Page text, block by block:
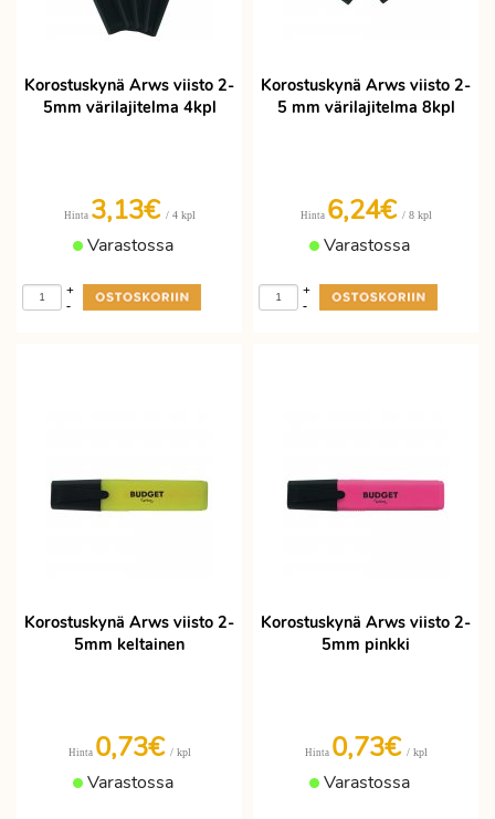
Korostuskynä Arws viisto 2-
5mm värilajitelma 4kpl
Hinta 3,13€ / 4 kpl
Varastossa
-
+
Korostuskynä Arws viisto 2-
5 mm värilajitelma 8kpl
Hinta 6,24€ / 8 kpl
Varastossa
-
+
Korostuskynä Arws viisto 2-
5mm keltainen
Hinta 0,73€ / kpl
Varastossa
Korostuskynä Arws viisto 2-
5mm pinkki
Hinta 0,73€ / kpl
Varastossa